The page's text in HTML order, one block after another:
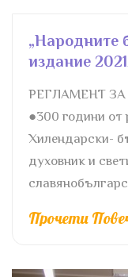
„Народните
издание
РЕГЛАМЕНТ
●300 години от
Хилендарски-
духовник и
Прочети